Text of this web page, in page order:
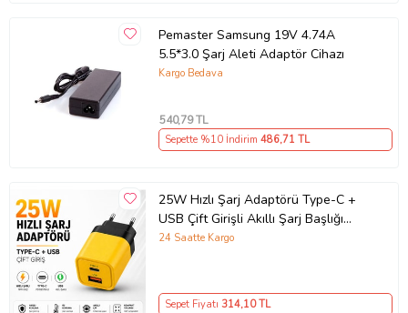
Pemaster Samsung 19V 4.74A
5.5*3.0 Şarj Aleti Adaptör Cihazı
Kargo Bedava
540,79 TL
Sepette %10 İndirim 486,71 TL
25W Hızlı Şarj Adaptörü Type-C +
USB Çift Girişli Akıllı Şarj Başlığı
Kompakt Tasarım
24 Saatte Kargo
Sepet Fiyatı 314,10 TL